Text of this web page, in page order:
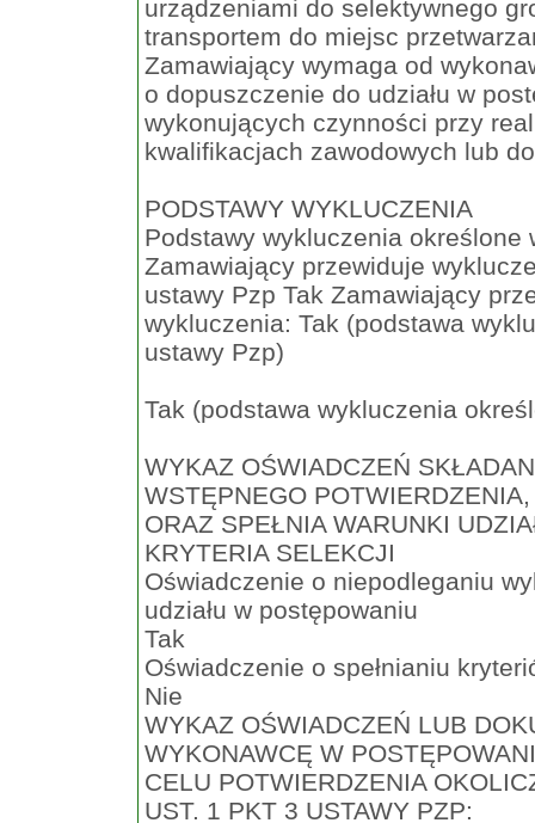
urządzeniami do selektywnego
transportem do miejsc
Zamawiający wymaga od
o dopuszczenie do udziału w
wykonujących czynności przy
kwalifikacjach zawodowych lub
PODSTAWY WYKLUCZENIA
Podstawy wykluczenia określone
Zamawiający przewiduje
ustawy Pzp Tak Zamawiający
wykluczenia: Tak (podstawa
ustawy Pzp)
Tak (podstawa wykluczenia
WYKAZ OŚWIADCZEŃ
WSTĘPNEGO
ORAZ SPEŁNIA WARUNKI
KRYTERIA SELEKCJI
Oświadczenie o niepodleganiu
udziału w postępowaniu
Tak
Oświadczenie o spełnianiu
Nie
WYKAZ OŚWIADCZEŃ LUB
WYKONAWCĘ W
CELU POTWIERDZENIA
UST. 1 PKT 3 USTAWY PZP: